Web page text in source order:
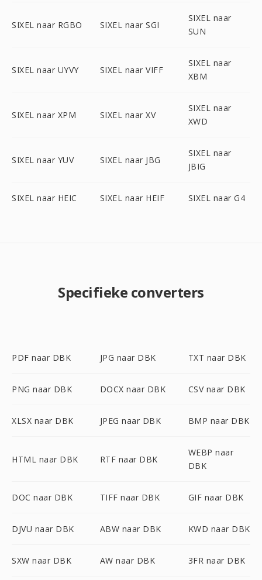
SIXEL naar RGBO SIXEL naar SGI
SIXEL naar
SUN
SIXEL naar UYVY SIXEL naar VIFF
SIXEL naar
XBM
SIXEL naar XPM SIXEL naar XV
SIXEL naar
XWD
SIXEL naar YUV SIXEL naar JBG
SIXEL naar
JBIG
SIXEL naar HEIC SIXEL naar HEIF SIXEL naar G4
Specifieke converters
PDF naar DBK JPG naar DBK TXT naar DBK
PNG naar DBK DOCX naar DBK CSV naar DBK
XLSX naar DBK JPEG naar DBK BMP naar DBK
HTML naar DBK RTF naar DBK
WEBP naar
DBK
DOC naar DBK TIFF naar DBK GIF naar DBK
DJVU naar DBK ABW naar DBK KWD naar DBK
SXW naar DBK AW naar DBK 3FR naar DBK